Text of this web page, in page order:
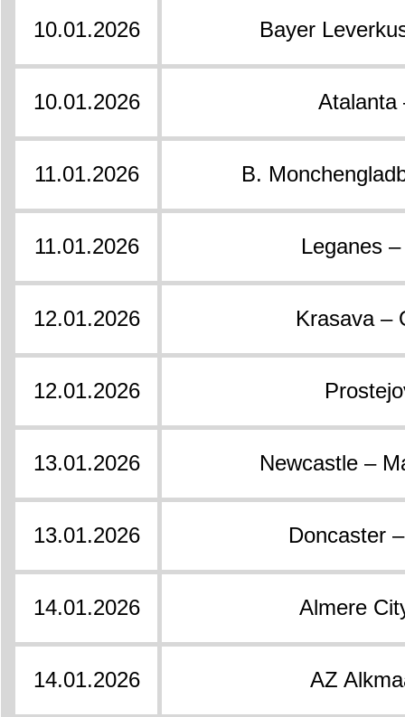
10.01.2026 Bayer
10.01.2026 Atalanta
11.01.2026 B.
11.01.2026 Leganes
12.01.2026 Krasava –
12.01.2026
13.01.2026 Newcastle –
13.01.2026 Doncaster
14.01.2026 Almere
14.01.2026 AZ